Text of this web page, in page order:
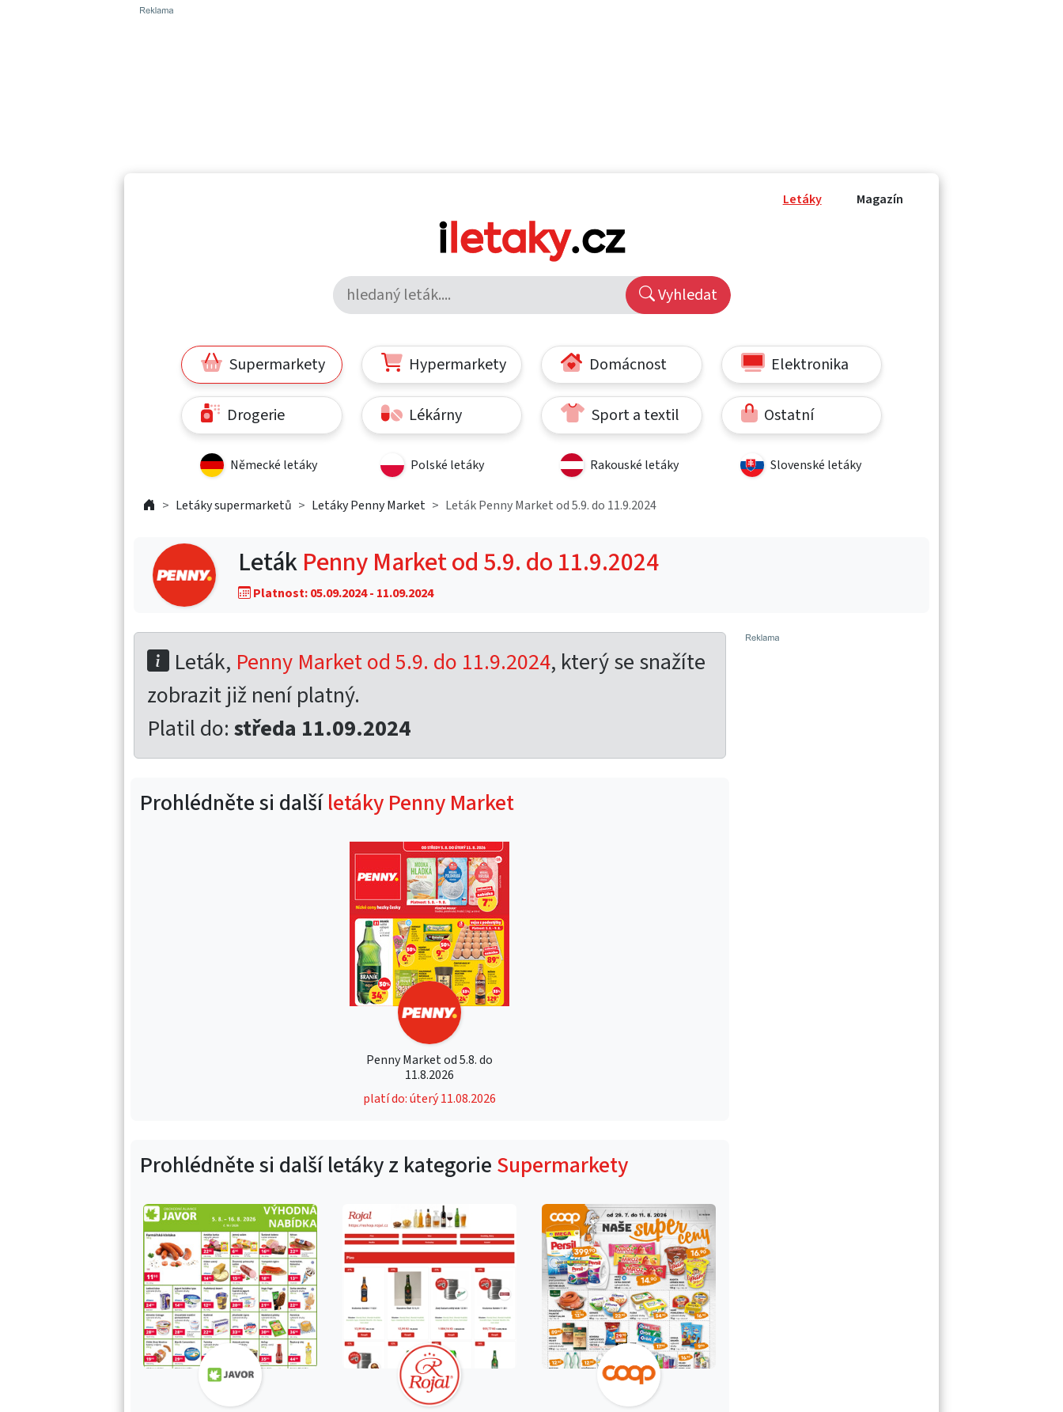
Letáky Magazín
Vyhledat
Supermarkety Hypermarkety Domácnost Elektronika
Drogerie Lékárny Sport a textil Ostatní
Německé letáky Polské letáky Rakouské letáky Slovenské letáky
Letáky supermarketů Letáky Penny Market Leták Penny Market od 5.9. do 11.9.2024
LetákPenny Market od 5.9. do 11.9.2024
Platnost: 05.09.2024 - 11.09.2024
Leták, Penny Market od 5.9. do 11.9.2024, který se snažíte
zobrazit již není platný.
Platil do: středa 11.09.2024
Prohlédněte si dalšíletáky Penny Market
Penny Market od 5.8. do
11.8.2026
platí do: úterý 11.08.2026
Prohlédněte si další letáky z kategorie Supermarkety